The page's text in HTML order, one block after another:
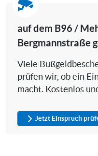
auf dem B96 /
Bergmannstraße
Viele
prüfen wir, ob ein
macht. Kostenlos
Jetzt Einspruch